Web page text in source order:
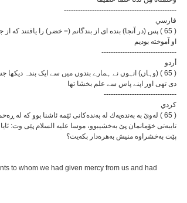
------------------------------------------------
فارسي
( 65 ) پس (در آنجا) بنده ای از بندگانم (= خضر) را یافتند
او آموخته بودیم
--------------------------------
أردو
( 65 ) (وہاں) انہوں نے ہمارے بندوں میں سے ایک بندہ
دی تھی اور اپنے پاس سے علم بخشا تھا
-------------------------------
كردي
( 65 ) له‌وێ به به‌نده‌یه‌ك له به‌نده‌کانی ئێمه ئاشنا بوو که
تایبه‌تی خۆمانمان پێ به‌خشیبوو، موسا علیه السلام پێی وت:
پێت به‌خشراوه منیش به‌هره‌دار بکه‌یت؟
to whom we had given mercy from us and had